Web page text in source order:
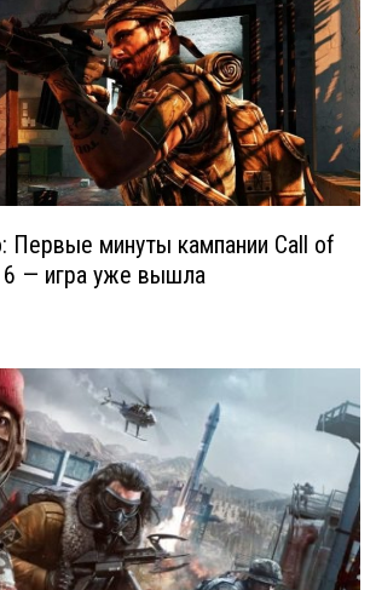
Первые минуты кампании Call of
6 — игра уже вышла